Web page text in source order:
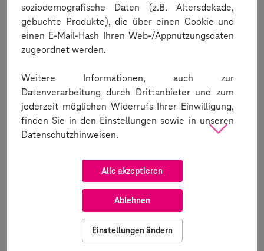
Geräte
Reale Geräte 200+ 200+ 200+
Tests
Manuelle Tests
soziodemografische Daten (z.B. Altersdekade,
gebuchte Produkte), die über einen Cookie und
einen E-Mail-Hash Ihren Web-/Appnutzungsdaten
zugeordnet werden.
Weitere Informationen, auch zur
Datenverarbeitung durch Drittanbieter und zum
jederzeit möglichen Widerrufs Ihrer Einwilligung,
finden Sie in den Einstellungen sowie in unseren
Datenschutzhinweisen.
Alle akzeptieren
Ablehnen
Einstellungen ändern